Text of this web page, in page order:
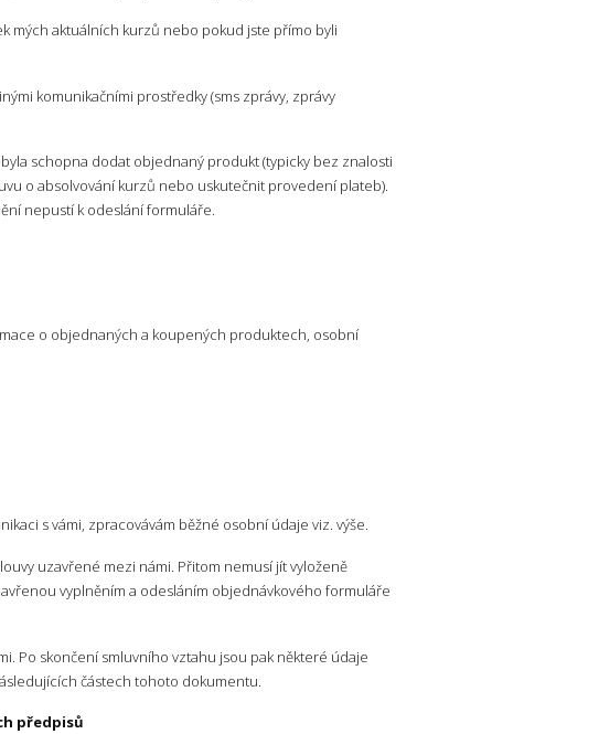
mých aktuálních kurzů nebo pokud jste přímo byli
komunikačními prostředky (sms zprávy, zprávy
schopna dodat objednaný produkt (typicky bez znalosti
o absolvování kurzů nebo uskutečnit provedení plateb).
nepustí k odeslání formuláře.
o objednaných a koupených produktech, osobní
s vámi, zpracovávám běžné osobní údaje viz. výše.
uzavřené mezi námi. Přitom nemusí jít vyloženě
vyplněním a odesláním objednávkového formuláře
Po skončení smluvního vztahu jsou pak některé údaje
částech tohoto dokumentu.
předpisů